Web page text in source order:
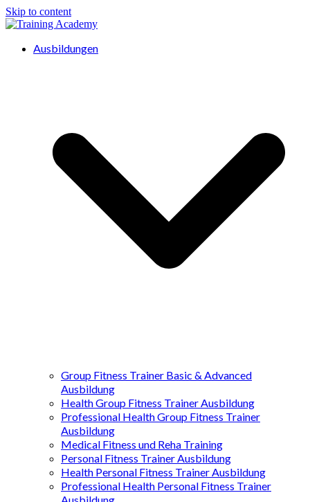
Skip to content
Ausbildungen
Group Fitness Trainer Basic & Advanced
Ausbildung
Health Group Fitness Trainer Ausbildung
Professional Health Group Fitness Trainer
Ausbildung
Medical Fitness und Reha Training
Personal Fitness Trainer Ausbildung
Health Personal Fitness Trainer Ausbildung
Professional Health Personal Fitness Trainer